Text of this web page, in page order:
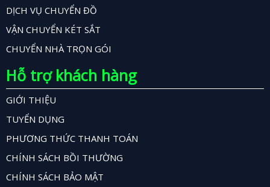
DỊCH VỤ CHUYỂN ĐỒ
VẬN CHUYỂN KÉT SẮT
CHUYỂN NHÀ TRỌN GÓI
Hỗ trợ khách hàng
GIỚI THIỆU
TUYỂN DỤNG
PHƯƠNG THỨC THANH TOÁN
CHÍNH SÁCH BỒI THƯỜNG
CHÍNH SÁCH BẢO MẬT